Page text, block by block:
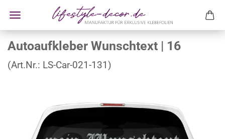
Autoaufkleber Wunschtext | 16
(Art.Nr.: LS-Car-021-131)